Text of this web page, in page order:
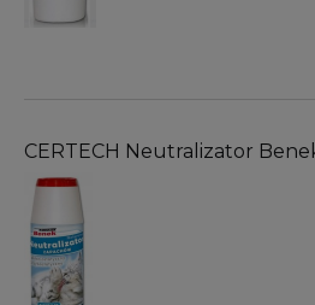
CERTECH Neutralizator